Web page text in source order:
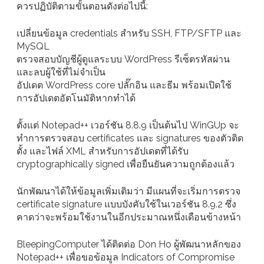
ควรปฏิบัติตามขั้นตอนดังต่อไปนี้:
เปลี่ยนข้อมูล credentials สำหรับ SSH, FTP/SFTP และ
MySQL
ตรวจสอบบัญชีผู้ดูแลระบบ WordPress รีเซ็ตรหัสผ่าน
และลบผู้ใช้ที่ไม่จำเป็น
อัปเดต WordPress core ปลั๊กอิน และธีม พร้อมเปิดใช้
การอัปเดตอัตโนมัติหากทำได้
ตั้งแต่ Notepad++ เวอร์ชัน 8.8.9 เป็นต้นไป WinGUp จะ
ทำการตรวจสอบ certificates และ signatures ของตัวติด
ตั้ง และไฟล์ XML สำหรับการอัปเดตที่ได้รับ
cryptographically signed เพื่อยืนยันความถูกต้องแล้ว
นักพัฒนาได้ให้ข้อมูลเพิ่มเติมว่า มีแผนที่จะเริ่มการตรวจ
certificate signature แบบบังคับใช้ในเวอร์ชัน 8.9.2 ซึ่ง
คาดว่าจะพร้อมใช้งานในอีกประมาณหนึ่งเดือนข้างหน้า
BleepingComputer ได้ติดต่อ Don Ho ผู้พัฒนาหลักของ
Notepad++ เพื่อขอข้อมูล Indicators of Compromise